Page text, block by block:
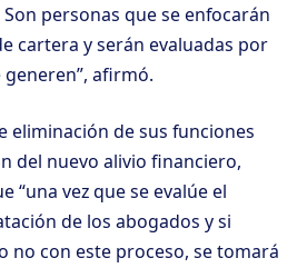
personas que se enfocarán
cartera y serán evaluadas por
afirmó.
eliminación de sus funciones
del nuevo alivio financiero,
“una vez que se evalúe el
de los abogados y si
no con este proceso, se tomará